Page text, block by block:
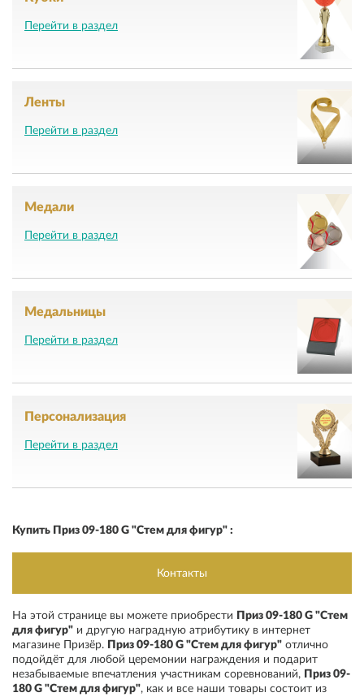
Перейти в раздел
Ленты
Перейти в раздел
Медали
Перейти в раздел
Медальницы
Перейти в раздел
Персонализация
Перейти в раздел
Купить Приз 09-180 G "Стем для фигур" :
Контакты
На этой странице вы можете приобрести Приз 09-180 G "Стем
для фигур" и другую наградную атрибутику в интернет
магазине Призёр. Приз 09-180 G "Стем для фигур" отлично
подойдёт для любой церемонии награждения и подарит
незабываемые впечатления участникам соревнований, Приз 09-
180 G "Стем для фигур", как и все наши товары состоит из